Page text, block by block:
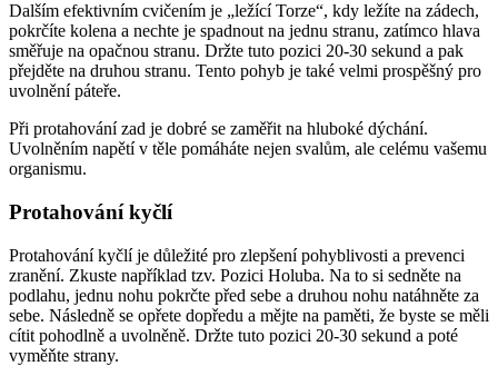
Dalším efektivním cvičením je „ležící Torze“, kdy ležíte na zádech,
pokrčíte kolena a nechte je spadnout na jednu stranu, zatímco hlava
směřuje na opačnou stranu. Držte tuto pozici 20-30 sekund a pak
přejděte na druhou stranu. Tento pohyb je také velmi prospěšný pro
uvolnění páteře.
Při protahování zad je dobré se zaměřit na hluboké dýchání.
Uvolněním napětí v těle pomáháte nejen svalům, ale celému vašemu
organismu.
Protahování kyčlí
Protahování kyčlí je důležité pro zlepšení pohyblivosti a prevenci
zranění. Zkuste například tzv. Pozici Holuba. Na to si sedněte na
podlahu, jednu nohu pokrčte před sebe a druhou nohu natáhněte za
sebe. Následně se opřete dopředu a mějte na paměti, že byste se měli
cítit pohodlně a uvolněně. Držte tuto pozici 20-30 sekund a poté
vyměňte strany.